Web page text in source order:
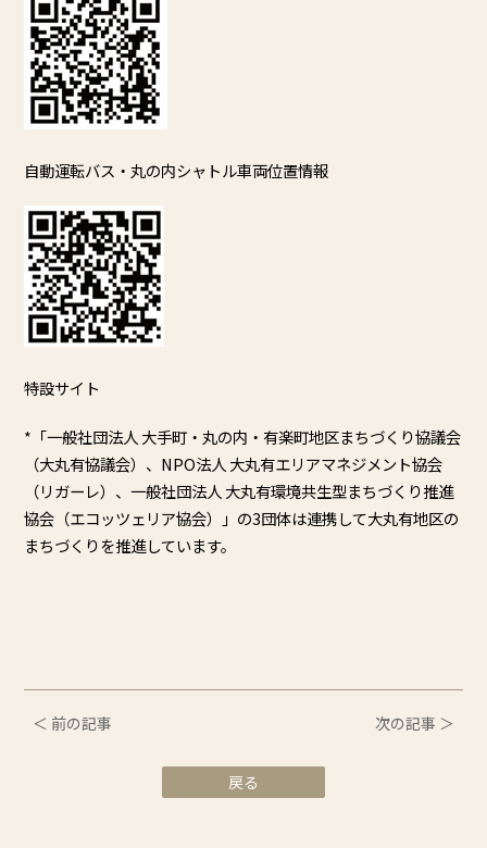
自動運転バス・丸の内シャトル車両位置情報
特設サイト
*「一般社団法人 大手町・丸の内・有楽町地区まちづくり協議会
（大丸有協議会）、 NPO法人 大丸有エリアマネジメント協会
（リガーレ）、一般社団法人 大丸有環境共生型まちづくり推進
協会（エコッツェリア協会）」 の3団体は連携して大丸有地区の
まちづくりを推進しています。
＜ 前の記事 次の記事 ＞
戻る